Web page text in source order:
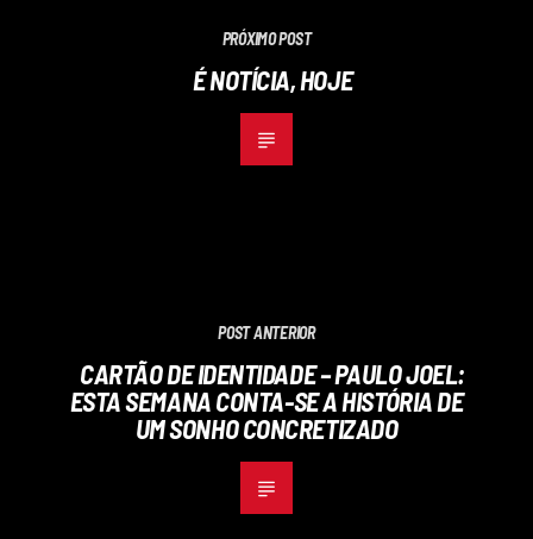
PRÓXIMO POST
É NOTÍCIA, HOJE
POST ANTERIOR
CARTÃO DE IDENTIDADE – PAULO JOEL:
ESTA SEMANA CONTA-SE A HISTÓRIA DE
UM SONHO CONCRETIZADO